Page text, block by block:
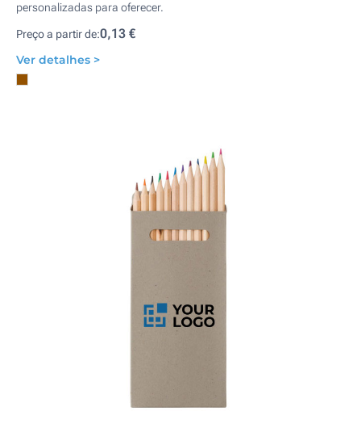
personalizadas para oferecer.
Preço a partir de:0,13 €
Ver detalhes >